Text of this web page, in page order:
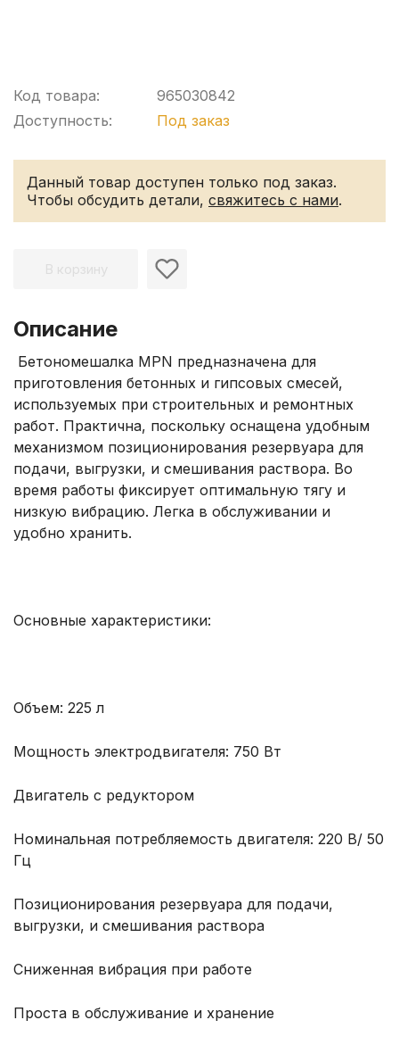
Код товара:
Доступность:
965030842
Под заказ
Данный товар доступен только под заказ.
Чтобы обсудить детали, свяжитесь с нами.
В корзину
Описание
Бетономешалка MPN предназначена для
приготовления бетонных и гипсовых смесей,
используемых при строительных и ремонтных
работ. Практична, поскольку оснащена удобным
механизмом позиционирования резервуара для
подачи, выгрузки, и смешивания раствора. Во
время работы фиксирует оптимальную тягу и
низкую вибрацию. Легка в обслуживании и
удобно хранить.
Основные характеристики:
Объем: 225 л
Мощность электродвигателя: 750 Вт
Двигатель с редуктором
Номинальная потребляемость двигателя: 220 В/ 50
Гц
Позиционирования резервуара для подачи,
выгрузки, и смешивания раствора
Сниженная вибрация при работе
Проста в обслуживание и хранение